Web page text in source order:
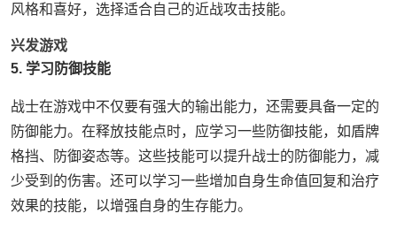
风格和喜好，选择适合自己的近战攻击技能。
兴发游戏
5. 学习防御技能
战士在游戏中不仅要有强大的输出能力，还需要具备一定的
防御能力。在释放技能点时，应学习一些防御技能，如盾牌
格挡、防御姿态等。这些技能可以提升战士的防御能力，减
少受到的伤害。还可以学习一些增加自身生命值回复和治疗
效果的技能，以增强自身的生存能力。